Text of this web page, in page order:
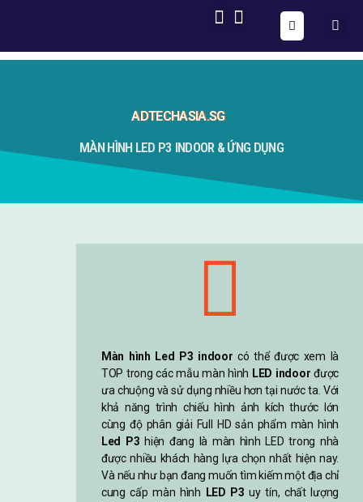
ADTECHASIA.SG
MÀN HÌNH LED P3 INDOOR & ỨNG DỤNG
Màn hình Led P3 indoor có thể được xem là
TOP trong các mẫu màn hình LED indoor được
ưa chuộng và sử dụng nhiều hơn tại nước ta. Với
khả năng trình chiếu hình ảnh kích thước lớn
cùng độ phân giải Full HD sản phẩm màn hình
Led P3 hiện đang là màn hình LED trong nhà
được nhiều khách hàng lựa chọn nhất hiện nay.
Và nếu như bạn đang muốn tìm kiếm một địa chỉ
cung cấp màn hình
LED P3 uy tín, chất lượng